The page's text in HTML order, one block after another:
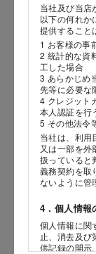
当社及び当店
以下の何れか
提供すること
1 お客様の事
2 統計的な資
工した場合
3 あらかじめ
先等に必要な
4 クレジット
本人認証を行
5 その他法令
当社は、利用
又は一部を外
扱っていると
義務契約を取
ないように管
4．個人情報
個人情報に関
止、消去及び
供記録の開示
生年月日
店舗サービスに関
舗名』を記載い
岳や末広がりを意
やつ時」という意味
。雄大な八ヶ岳山麓
れる、こだわりのス